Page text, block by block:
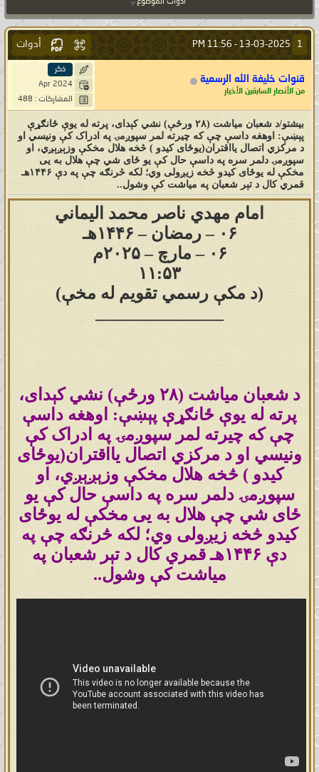
أدوات الموضوع
1
13-03-2025 -
11:56 PM أدوات
قنوات خليفة الله الرسمية
من الأنصار السابقين الأخيار
ذكر
Apr 2024
المشاركات : 488
بيشتو/د شعبان میاشت (۲۸ ورځې) نشي کېدای، پرته له یوې ځانګړې
پېښې: اوهغه داسې چې که چیرته لمر سپوږمۍ په ادراک کې ونیسي او
د مرکزي اتصال یااقتران(یوځای کیدو ) څخه هلال مخکې وزېږېږي، او
سپوږمۍ دلمر سره په داسې حال کې یو ځای شي چې هلال به یی
مخکې له یوځای کیدو څخه زیږولی وي؛ لکه څرنګه چې په دې ۱۴۴۶هـ
قمري کال د تېر شعبان په میاشت کې وشول..
امام مهدي ناصر محمد اليماني
۰۶ – رمضان – ۱۴۴۶هـ
۰۶ – مارچ – ۲۰۲۵م
۱۱:۵۳
(د مکې رسمي تقویم له مخې)
د شعبان میاشت (۲۸ ورځې) نشي کېدای،
پرته له یوې ځانګړې پېښې: اوهغه داسې
چې که چیرته لمر سپوږمۍ په ادراک کې
ونیسي او د مرکزي اتصال یااقتران(یوځای
کیدو ) څخه هلال مخکې وزېږېږي، او
سپوږمۍ دلمر سره په داسې حال کې یو
ځای شي چې هلال به یی مخکې له یوځای
کیدو څخه زیږولی وي؛ لکه څرنګه چې په
دې ۱۴۴۶هـ قمري کال د تېر شعبان په
میاشت کې وشول..